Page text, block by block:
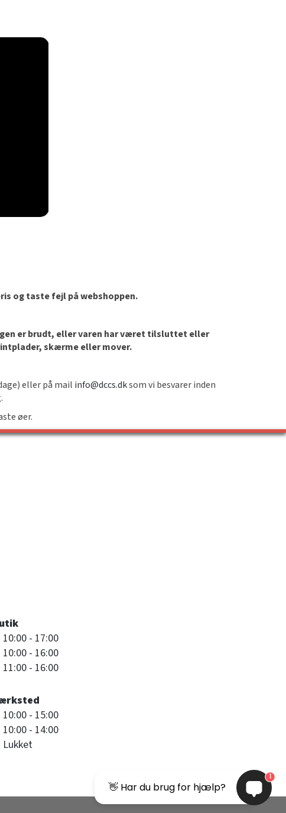
og taste fejl på webshoppen.
er brudt, eller varen har været tilsluttet eller
skærme eller mover.
eller på mail info@dccs.dksom vi besvarer inden
øer.
10:00 - 17:00
10:00 - 16:00
11:00 - 16:00
10:00 - 15:00
10:00 - 14:00
Lukket
👋 Har du brug for hjælp?
1